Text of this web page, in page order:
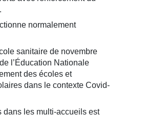
normalement
sanitaire de novembre
l’Éducation Nationale
des écoles et
dans le contexte Covid-
dans les multi-accueils est